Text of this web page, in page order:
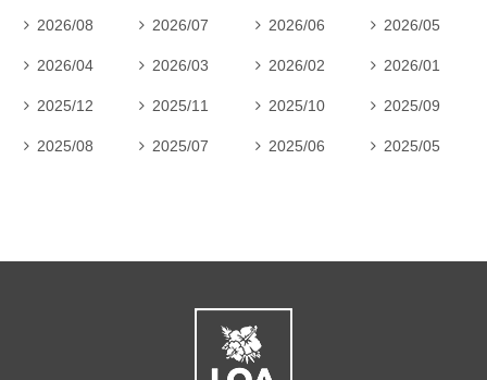
 2026/08  2026/07  2026/06  2026/05
 2026/04  2026/03  2026/02  2026/01
 2025/12  2025/11  2025/10  2025/09
 2025/08  2025/07  2025/06  2025/05